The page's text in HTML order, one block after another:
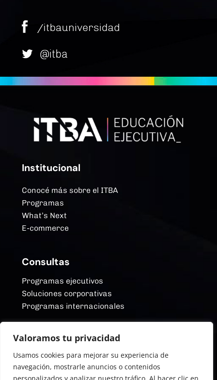
Valoramos tu privacidad
Usamos cookies para mejorar su experiencia de
navegación, mostrarle anuncios o contenidos
Institucional
Conocé más sobre el ITBA
Programas
What’s Next
E-commerce
Consultas
Programas ejecutivos
Soluciones corporativas
Programas internacionales
Redes Sociales
YouTube
Linkedin